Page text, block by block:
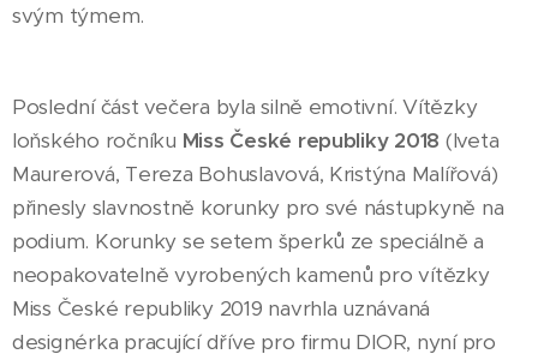
svým týmem.
Poslední část večera byla silně emotivní. Vítězky
loňského ročníku Miss České republiky 2018 (Iveta
Maurerová, Tereza Bohuslavová, Kristýna Malířová)
přinesly slavnostně korunky pro své nástupkyně na
podium. Korunky se setem šperků ze speciálně a
neopakovatelně vyrobených kamenů pro vítězky
Miss České republiky 2019 navrhla uznávaná
designérka pracující dříve pro firmu DIOR, nyní pro